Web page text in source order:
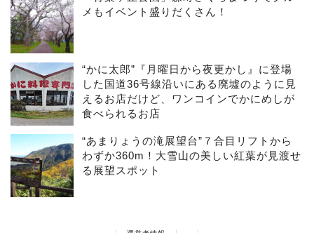
メもイベント盛りだくさん！
“かに太郎”『月曜日から夜更かし』に登場
した国道36号線沿いにある廃墟のように見
えるお店だけど、ワンコインでかにめしが
食べられるお店
“あまりょうの滝展望台”７合目リフトから
わずか360m！大雪山の美しい紅葉が見渡せ
る展望スポット